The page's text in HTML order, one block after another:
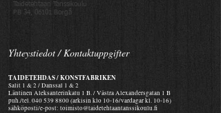
Taidetehtaan Tanssikoulu
PB 34, 06101 Borgå
Yhteystiedot / Kontaktuppgifter
TAIDETEHDAS / KONSTFABRIKEN
Salit 1 & 2 / Danssal 1 & 2
Läntinen Aleksanterinkatu 1 B. / Västra Alexandersgatan 1 B
puh./tel.040 539 8800(arkisin klo 10-16/vardagar kl. 10-16)
sähköposti/e-post: toimisto@taidetehtaantanssikoulu.fi